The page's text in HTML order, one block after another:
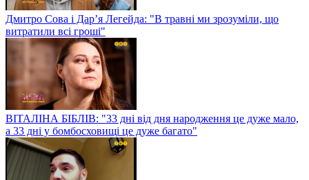
Дмитро Сова і Дар’я Легейда: "В травні ми зрозуміли, що
витратили всі гроші"
ВІТАЛІНА БІБЛІВ: "33 дні від дня народження це дуже мало,
а 33 дні у бомбосховищі це дуже багато"